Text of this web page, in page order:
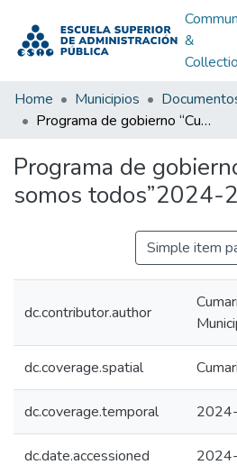
&
Home Municipios
Programa de gobierno “Cumaribo somos todos”2024-2027
Programa de
somos todos”2024-
Simple item
dc.contributor.author
dc.coverage.spatial
dc.coverage.temporal
dc.date.accessioned